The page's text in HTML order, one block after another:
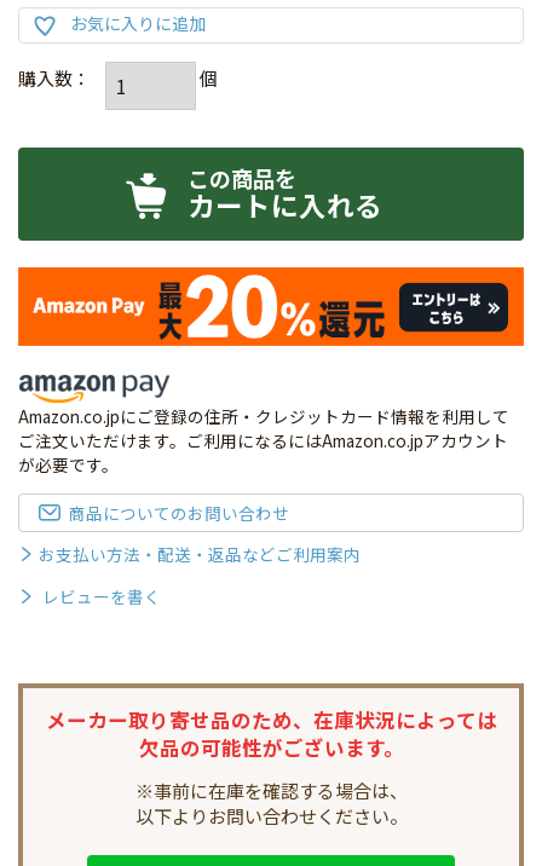
カートに入れる
Amazon.co.jpにご登録の住所・クレジットカード情報を利用して
ご注文いただけます。ご利用になるにはAmazon.co.jpアカウント
が必要です。
商品についてのお問い合わせ
お支払い方法・配送・返品などご利用案内
レビューを書く
メーカー取り寄せ品のため、 在庫状況によっては
欠品の可能性がございます。
※事前に在庫を確認する場合は、
以下よりお問い合わせください。